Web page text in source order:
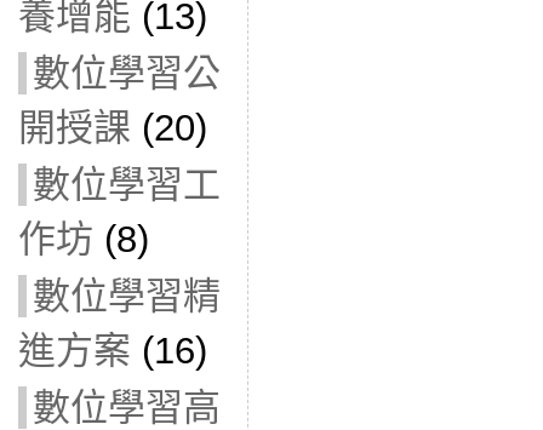
養增能 (13)
數位學習公
開授課 (20)
數位學習工
作坊 (8)
數位學習精
進方案 (16)
數位學習高